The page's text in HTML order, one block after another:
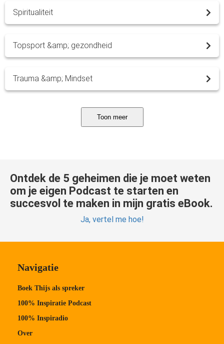
Spiritualiteit
Topsport &amp; gezondheid
Trauma &amp; Mindset
Toon meer
Ontdek de 5 geheimen die je moet weten
om je eigen Podcast te starten en
succesvol te maken in mijn gratis eBook.
Ja, vertel me hoe!
Navigatie
Boek Thijs als spreker
100% Inspiratie Podcast
100% Inspiradio
Over